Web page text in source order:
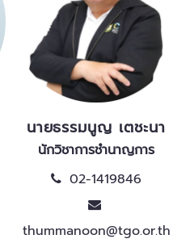
นายธรรมนูญ เตชะนา
นักวิชาการชำนาญการ
02-1419846
thummanoon@tgo.or.th